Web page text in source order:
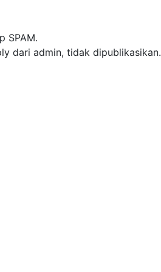
SPAM.
dari admin, tidak dipublikasikan.